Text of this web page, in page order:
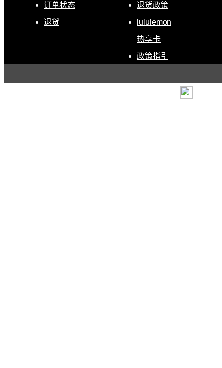
订单状态
退货
退货政策
lululemon
热享卡
政策指引